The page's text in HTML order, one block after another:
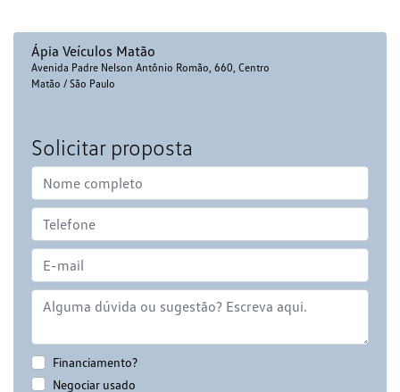
Ápia Veículos Matão
Avenida Padre Nelson Antônio Romão, 660, Centro
Matão / São Paulo
Solicitar proposta
Financiamento?
Negociar usado